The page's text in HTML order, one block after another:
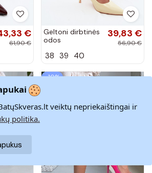
€
61,90 €
Geltoni dirbtinės
odos
bateliai su lako
39,83 €
56,90 €
38 39 40
−10%
veiktų nepriekaištingai ir
politika.